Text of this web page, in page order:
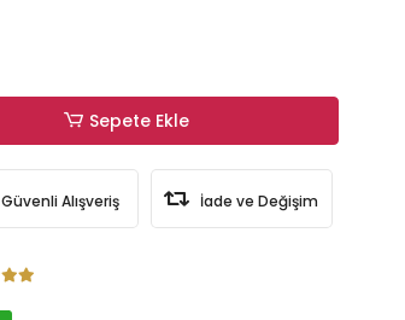
Sepete Ekle
Güvenli Alışveriş İade ve Değişim